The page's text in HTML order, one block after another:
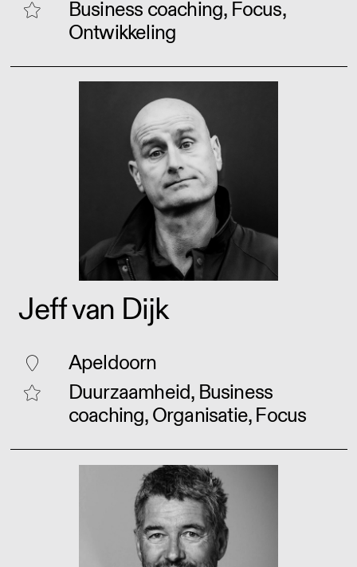
Business coaching, Focus,
Ontwikkeling
Jeff van Dijk
Apeldoorn
Duurzaamheid, Business
coaching, Organisatie, Focus